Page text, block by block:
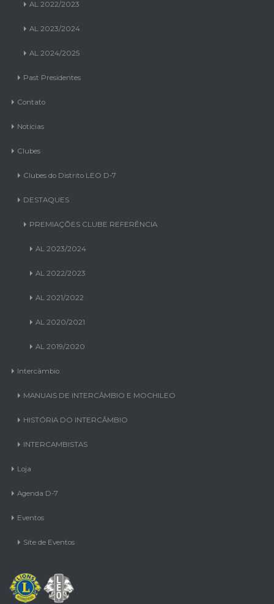
AL 2022/2023
AL 2023/2024
AL 2024/2025
Past Presidentes
Contato
Notícias
Clubes
Clubes do Distrito LEO D-7
DESTAQUES
PREMIAÇÕES CLUBE REFERÊNCIA
AL 2023/2024
AL 2022/2023
AL 2021/2022
AL 2020/2021
AL 2019/2020
Intercâmbio
MANUAIS DE INTERCÂMBIO E MOCHILEO
HISTÓRIA DO INTERCÂMBIO
INTERCAMBISTAS
Loja
Agenda D-7
Eventos
Site de Eventos